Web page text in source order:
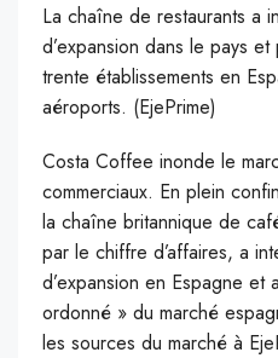
La chaîne de restaurants a
d’expansion dans le pays
trente établissements en
aéroports. (EjePrime)
Costa Coffee inonde le
commerciaux. En plein
la chaîne britannique de
par le chiffre d’affaires, a
d’expansion en Espagne et
ordonné » du marché
les sources du marché à